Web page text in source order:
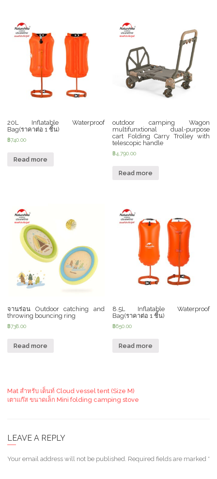
20L Inflatable Waterproof
Bag(ราคาต่อ 1 ชิ้น)
฿740.00
Read more
outdoor camping Wagon
multifunxtional dual-purpose
cart Folding Carry Trolley with
telescopic handle
฿4,790.00
Read more
จานร่อน Outdoor catching and
throwing bouncing ring
฿738.00
Read more
8.5L Inflatable Waterproof
Bag(ราคาต่อ 1 ชิ้น)
฿650.00
Read more
Mat สำหรับ เต็นท์ Cloud vessel tent (Size M)
เตาแก๊ส ขนาดเล็ก Mini folding camping stove
LEAVE A REPLY
Your email address will not be published. Required fields are marked *